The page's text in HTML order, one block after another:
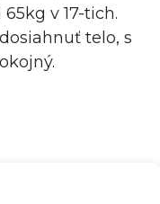
v 17-tich.
telo, s